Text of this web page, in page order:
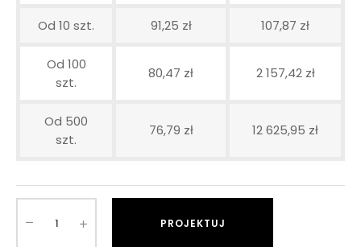
Od 10 szt. 91,25 zł 107,87 zł
Od 100
szt.
80,47 zł 2 157,42 zł
Od 500
szt.
76,79 zł 12 625,95 zł
PROJEKTUJ